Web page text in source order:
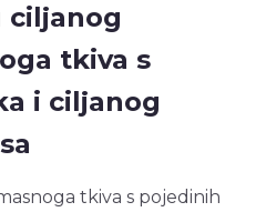
ciljanog
tkiva s
i ciljanog
tkiva s pojedinih